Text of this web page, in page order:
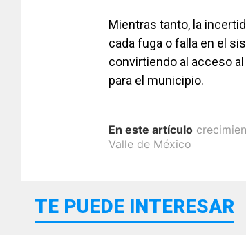
Mientras tanto, la
cada fuga o falla en el
convirtiendo al acceso
para el municipio.
En este artículo
Valle de México
TE PUEDE INTERESAR